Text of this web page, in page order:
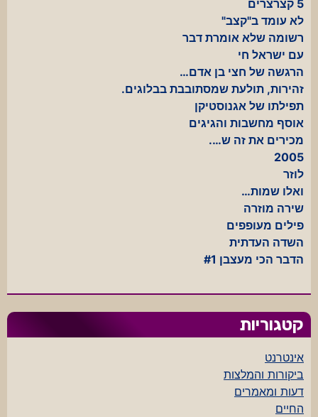
5 קצרצרים
לא עומד ב"קצב"
רשומה שלא אומרת דבר
עם ישראל חי
הרגשה של חצי בן אדם…
זהירות, תולעת שמסתובבת בבלוגים.
תפילתו של אגנוסטיקן
אוסף מחשבות והגיגים
מכירים את זה ש….
2005
לוזר
ואלו שמות…
שירה מוזרה
פילים מעופפים
השדה העדתית
הדבר הכי מעצבן #1
קטגוריות
אינטרנט
ביקורות והמלצות
דעות ומאמרים
החיים